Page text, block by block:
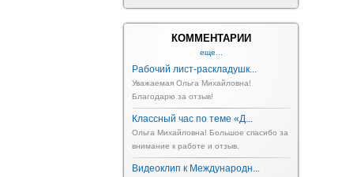
КОММЕНТАРИИ
еще...
Рабочий лист-раскладушк...
Уважаемая Ольга Михайловна!
Благодарю за отзыв!
Классный час по теме «Д...
Ольга Михайловна! Большое спасибо за
внимание к работе и отзыв.
Видеоклип к Международн...